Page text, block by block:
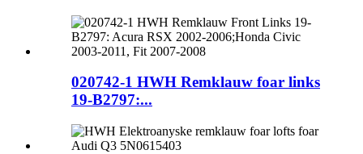
020742-1 HWH Remklauw foar links
19-B2797:...